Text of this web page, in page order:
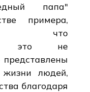
папа"
примера,
что
- это не
представлены
людей,
благодаря